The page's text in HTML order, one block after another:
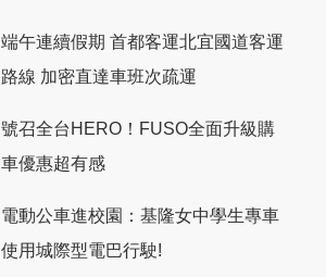
端午連續假期 首都客運北宜國道客運
路線 加密直達車班次疏運
號召全台HERO！FUSO全面升級購
車優惠超有感
電動公車進校園：基隆女中學生專車
使用城際型電巴行駛!